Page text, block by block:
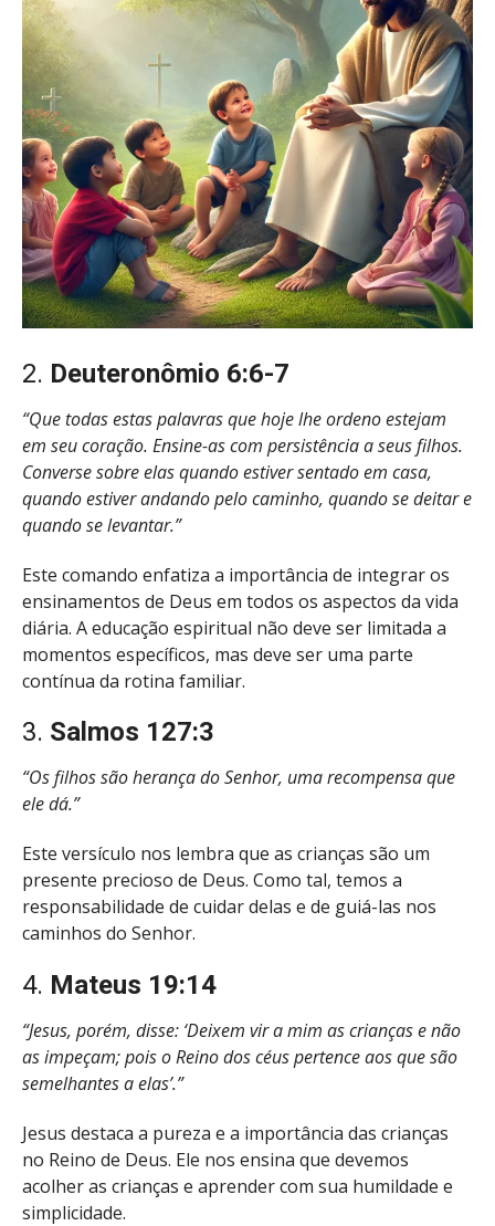
2. Deuteronômio 6:6-7
“Que todas estas palavras que hoje lhe ordeno estejam
em seu coração. Ensine-as com persistência a seus filhos.
Converse sobre elas quando estiver sentado em casa,
quando estiver andando pelo caminho, quando se deitar e
quando se levantar.”
Este comando enfatiza a importância de integrar os
ensinamentos de Deus em todos os aspectos da vida
diária. A educação espiritual não deve ser limitada a
momentos específicos, mas deve ser uma parte
contínua da rotina familiar.
3. Salmos 127:3
“Os filhos são herança do Senhor, uma recompensa que
ele dá.”
Este versículo nos lembra que as crianças são um
presente precioso de Deus. Como tal, temos a
responsabilidade de cuidar delas e de guiá-las nos
caminhos do Senhor.
4. Mateus 19:14
“Jesus, porém, disse: ‘Deixem vir a mim as crianças e não
as impeçam; pois o Reino dos céus pertence aos que são
semelhantes a elas’.”
Jesus destaca a pureza e a importância das crianças
no Reino de Deus. Ele nos ensina que devemos
acolher as crianças e aprender com sua humildade e
simplicidade.